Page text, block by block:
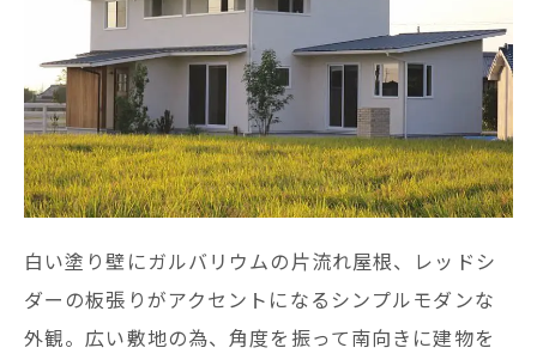
白い塗り壁にガルバリウムの片流れ屋根、レッドシ
ダーの板張りがアクセントになるシンプルモダンな
外観。広い敷地の為、角度を振って南向きに建物を